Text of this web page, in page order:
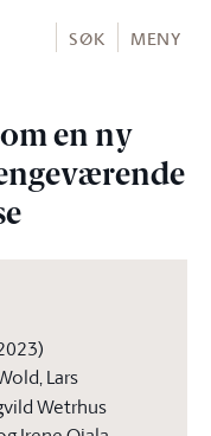
SØK MENY
en ny
Lars
Wetrhus